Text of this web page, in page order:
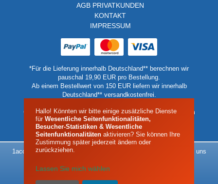
AGB PRIVATKUNDEN
KONTAKT
IMPRESSUM
*Für die Lieferung innerhalb Deutschland** berechnen wir
pauschal 19,90 EUR pro Bestellung.
Ab einem Bestellwert von 150 EUR liefern wir innerhalb
Deutschland** versandkostenfrei.
Geben Sie in diesen Fällen bitte eine Lieferadressen auf dem
Festland oder einer Talstation an.
1acool - Alles rund um das Thema Kältetechnik - Das Klima liegt uns
| Impressum |
Hallo! Könnten wir bitte einige zusätzliche Dienste
für Wesentliche Seitenfunktionalitäten,
Besucher-Statistiken & Wesentliche
Seitenfunktionalitäten aktivieren? Sie können Ihre
Zustimmung später jederzeit ändern oder
zurückziehen.
Lassen Sie mich wählen